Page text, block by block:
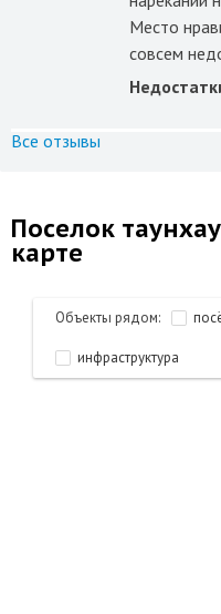
Место
совсем
Все отзывы
Поселок
карте
Объекты рядом:
инфраструктура